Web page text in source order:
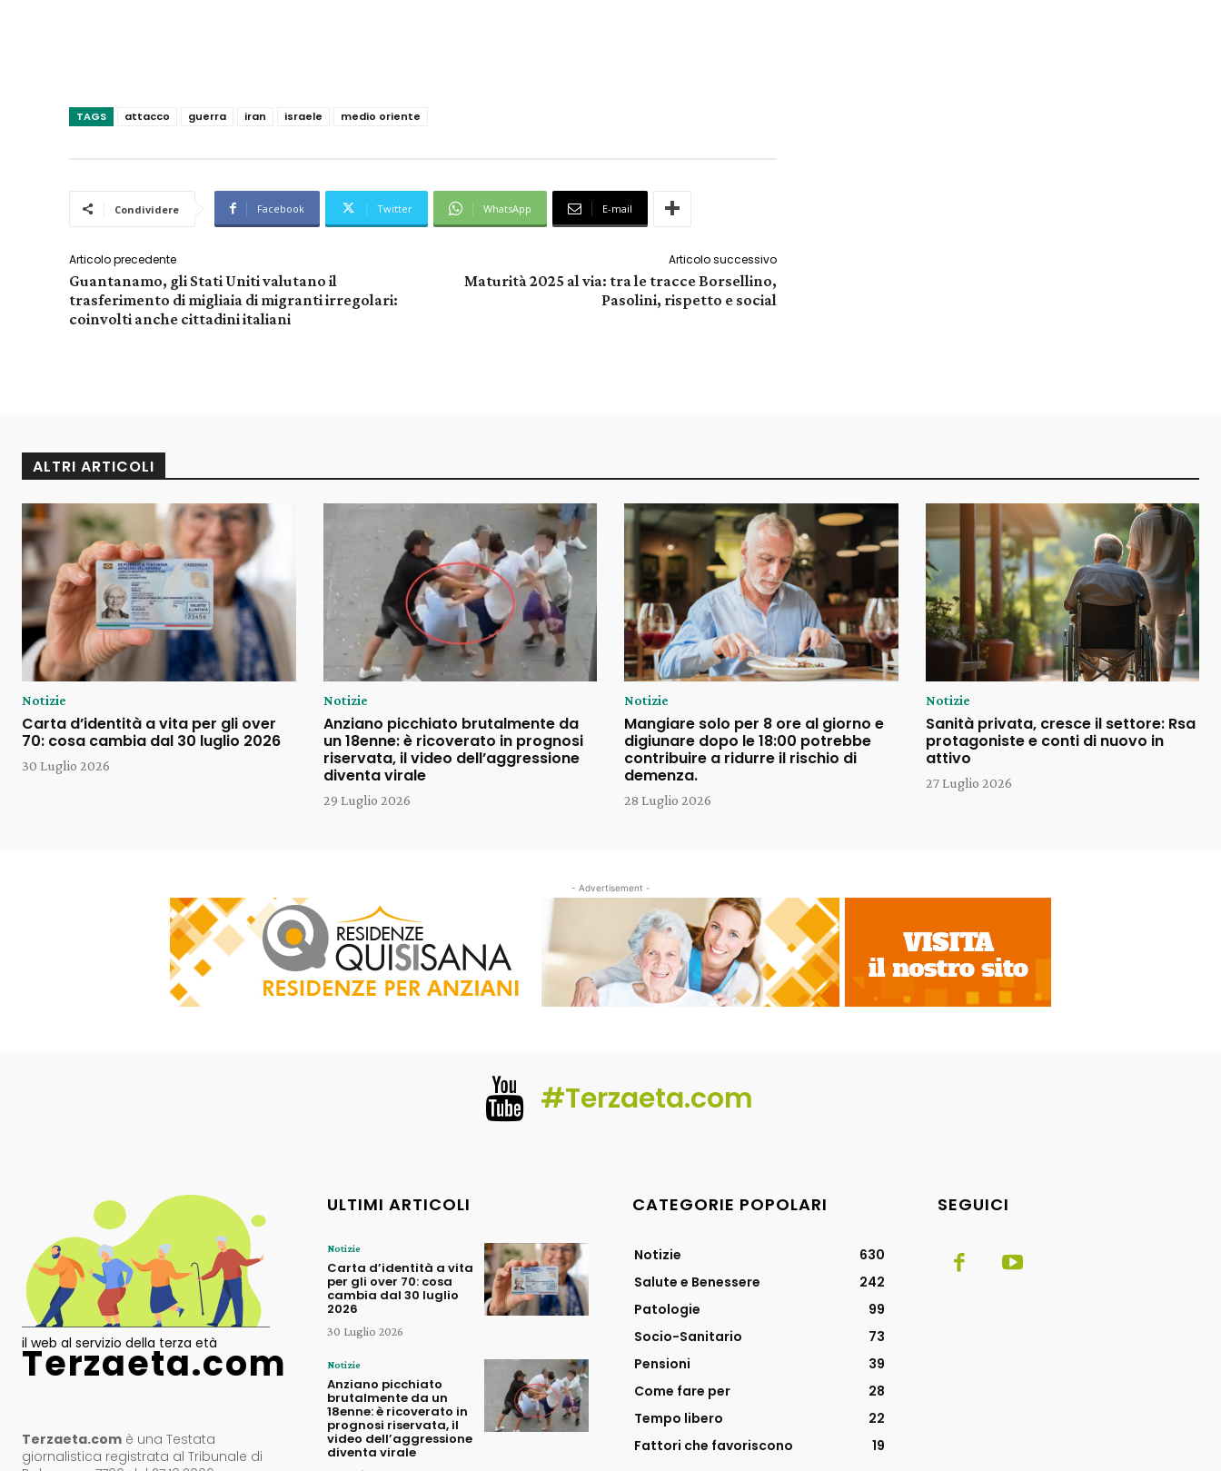
TAGS attacco guerra iran israele medio oriente
Condividere Facebook Twitter WhatsApp E-mail
Articolo precedente
Guantanamo, gli Stati Uniti valutano il
trasferimento di migliaia di migranti irregolari:
coinvolti anche cittadini italiani
Articolo successivo
Maturità 2025 al via: tra le tracce Borsellino,
Pasolini, rispetto e social
ALTRI ARTICOLI
Notizie
Carta d’identità a vita per gli over
70: cosa cambia dal 30 luglio 2026
30 Luglio 2026
Notizie
Anziano picchiato brutalmente da
un 18enne: è ricoverato in prognosi
riservata, il video dell’aggressione
diventa virale
29 Luglio 2026
Notizie
Mangiare solo per 8 ore al giorno e
digiunare dopo le 18:00 potrebbe
contribuire a ridurre il rischio di
demenza.
28 Luglio 2026
Notizie
Sanità privata, cresce il settore: Rsa
protagoniste e conti di nuovo in
attivo
27 Luglio 2026
- Advertisement -
#Terzaeta.com
il web al servizio della terza età
Terzaeta.com
Terzaeta.com è una Testata
giornalistica registrata al Tribunale di
ULTIMI ARTICOLI
Notizie
Carta d’identità a vita
per gli over 70: cosa
cambia dal 30 luglio
2026
30 Luglio 2026
Notizie
Anziano picchiato
brutalmente da un
18enne: è ricoverato in
prognosi riservata, il
video dell’aggressione
diventa virale
CATEGORIE POPOLARI
Notizie
630
Salute e Benessere
242
Patologie
99
Socio-Sanitario
73
Pensioni
39
Come fare per
28
Tempo libero
22
Fattori che favoriscono
19
SEGUICI